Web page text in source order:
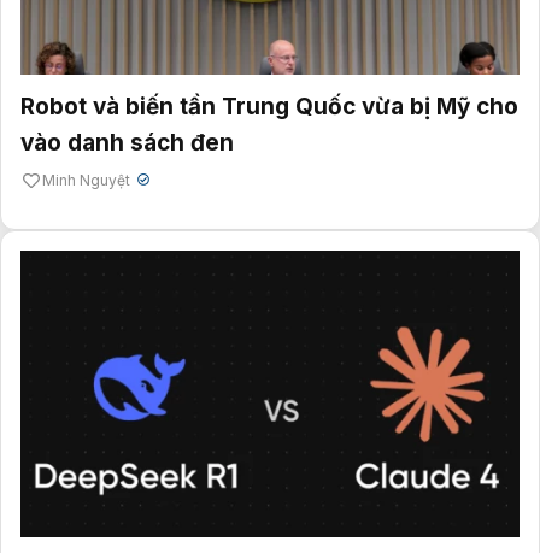
Robot và biến tần Trung Quốc vừa bị Mỹ cho
vào danh sách đen
Minh Nguyệt ✔